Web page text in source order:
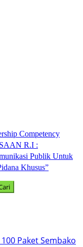
Competency
R.I :
Publik Untuk
Khusus”
Paket Sembako